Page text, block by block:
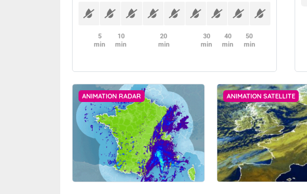
5
min
10
min
20
min
30
min
40
min
50
min
ANIMATION RADAR ANIMATION SATELLITE